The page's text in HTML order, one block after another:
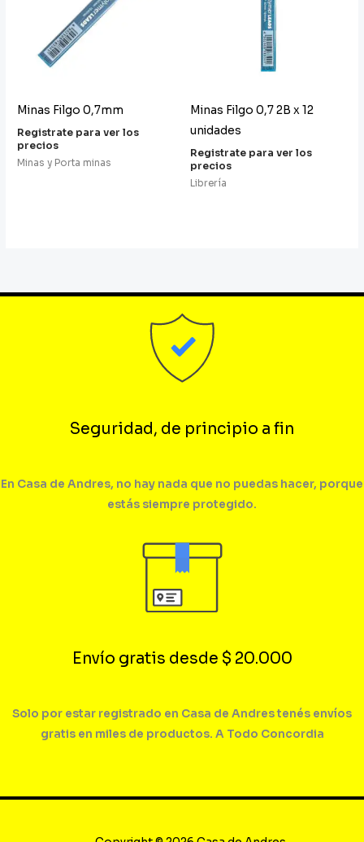
Minas Filgo 0,7mm
Registrate para ver los
precios
Minas y Porta minas
Minas Filgo 0,7 2B x 12
unidades
Registrate para ver los
precios
Librería
Seguridad, de principio a fin
En Casa de Andres, no hay nada que no puedas hacer, porque
estás siempre protegido.
Envío gratis desde $ 20.000
Solo por estar registrado en Casa de Andres tenés envíos
gratis en miles de productos. A Todo Concordia